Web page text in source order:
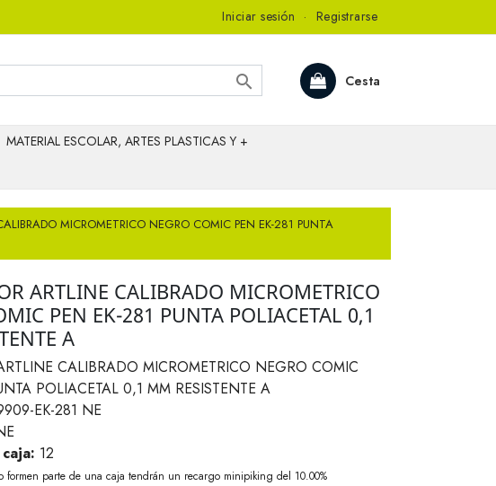
Iniciar sesión · Registrarse
Cesta

MATERIAL ESCOLAR, ARTES PLASTICAS Y +
MICROMETRICO NEGRO COMIC PEN EK-281 PUNTA
ARTLINE CALIBRADO MICROMETRICO
PEN EK-281 PUNTA POLIACETAL 0,1
A
CALIBRADO MICROMETRICO NEGRO COMIC
POLIACETAL 0,1 MM RESISTENTE A
EK-281 NE
12
formen parte de una caja tendrán un recargo minipiking del 10.00%